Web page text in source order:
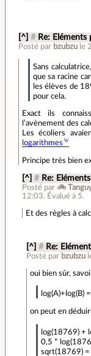
[^] # Re:
Posté par bzubzu le
Sans
que sa racine
les élèves de
pour cela.
Exact ils
l’avènement des
Les écoliers
logarithmes
Principe très bien
[^] # Re:
Posté par 🚲
12:03. Évalué à 5.
Et des règles à
[^] # Re:
Posté par bzubzu
oui bien sûr,
log(A)+log(B)
on peut en
log(18769) +
0,5 *
sqrt(18769) =